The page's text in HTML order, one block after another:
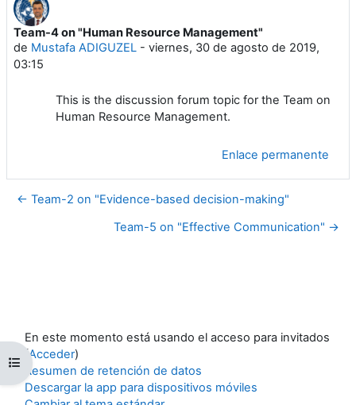
Abrir índice del curso
Team-4 on "Human Resource Management"
de Mustafa ADIGUZEL - viernes, 30 de agosto de 2019,
03:15
Número de respuestas: 0
This is the discussion forum topic for the Team on
Human Resource Management.
Enlace permanente
← Team-2 on "Evidence-based decision-making"
Team-5 on "Effective Communication" →
En este momento está usando el acceso para invitados
(Acceder)
Resumen de retención de datos
Descargar la app para dispositivos móviles